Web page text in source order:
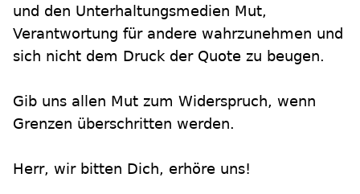
und den Unterhaltungsmedien Mut,
Verantwortung für andere wahrzunehmen und
sich nicht dem Druck der Quote zu beugen.
Gib uns allen Mut zum Widerspruch, wenn
Grenzen überschritten werden.
Herr, wir bitten Dich, erhöre uns!